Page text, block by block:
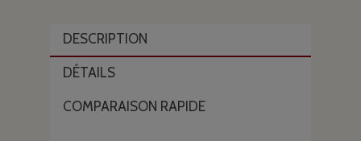
DESCRIPTION
DÉTAILS
COMPARAISON RAPIDE